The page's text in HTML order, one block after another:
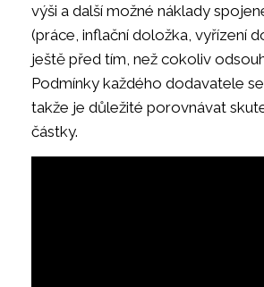
výši a další možné náklady
(práce, inflační doložka, vyřízení
ještě před tím, než cokoliv
Podmínky každého dodavatele
takže je důležité porovnávat
částky.